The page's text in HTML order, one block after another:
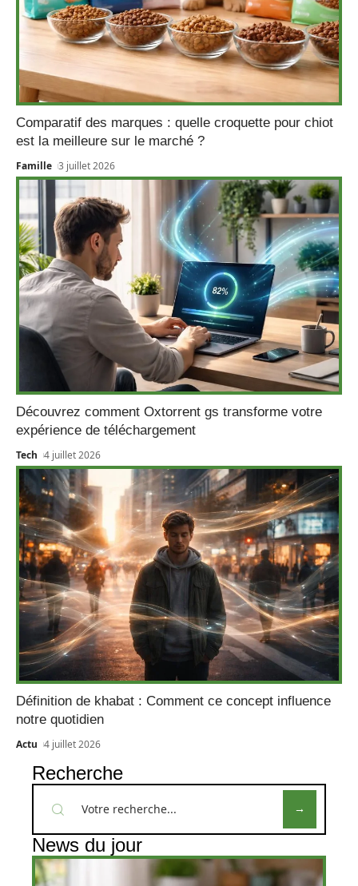
Comparatif des marques : quelle croquette pour chiot
est la meilleure sur le marché ?
Famille 3 juillet 2026
Découvrez comment Oxtorrent gs transforme votre
expérience de téléchargement
Tech 4 juillet 2026
Définition de khabat : Comment ce concept influence
notre quotidien
Actu 4 juillet 2026
Recherche
News du jour